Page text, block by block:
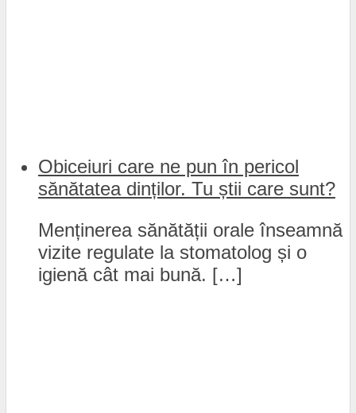
Obiceiuri care ne pun în pericol
sănătatea dinților. Tu știi care sunt?
Menținerea sănătății orale înseamnă
vizite regulate la stomatolog și o
igienă cât mai bună. […]